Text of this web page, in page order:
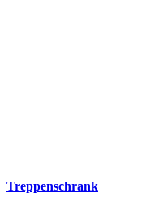
Treppenschrank